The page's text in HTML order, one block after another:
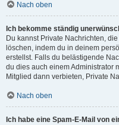
Nach oben
Ich bekomme ständig
Du kannst Private Nachrichten,
löschen, indem du in deinem
erstellst. Falls du belästigende
du dies auch einem Administrator
Mitglied dann verbieten, Private
Nach oben
Ich habe eine Spam-E-Mail von